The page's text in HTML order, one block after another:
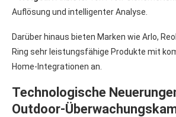
Auflösung und intelligenter Analyse.
Darüber hinaus bieten Marken wie Arlo,
Ring sehr leistungsfähige Produkte mit
Home-Integrationen an.
Technologische
Outdoor-